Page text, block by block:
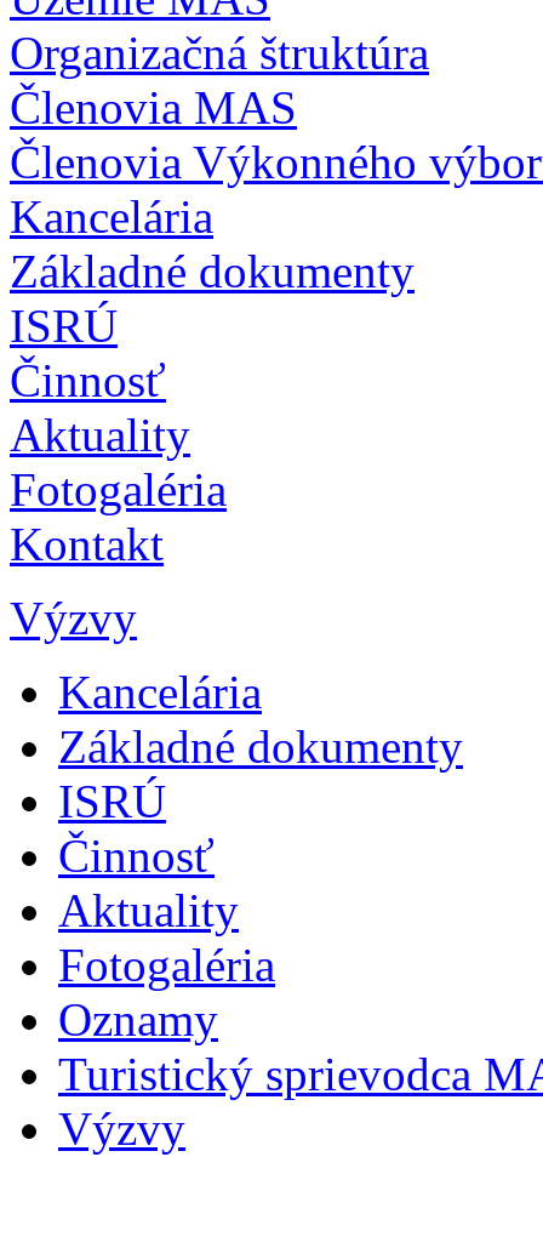
Organizačná štruktúra
Členovia MAS
Členovia Výkonného
Kancelária
Základné dokumenty
ISRÚ
Činnosť
Aktuality
Fotogaléria
Kontakt
Výzvy
Kancelária
Základné dokumenty
ISRÚ
Činnosť
Aktuality
Fotogaléria
Oznamy
Turistický sprievodca
Výzvy